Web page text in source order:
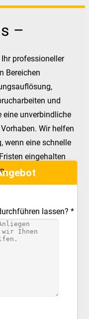
–
professioneller
Bereichen
und
eine unverbindliche
Wir helfen
wenn eine schnelle
eingehalten
lassen? *